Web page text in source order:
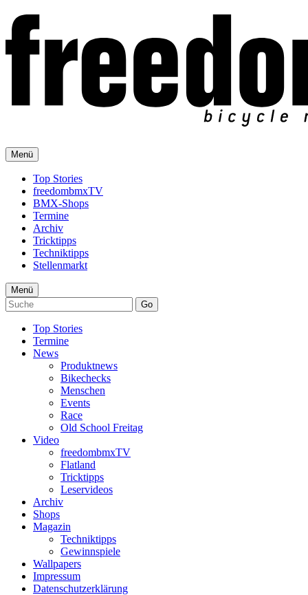
Menü
Top Stories
freedombmxTV
BMX-Shops
Termine
Archiv
Tricktipps
Techniktipps
Stellenmarkt
Menü
Go
Top Stories
Termine
News
Produktnews
Bikechecks
Menschen
Events
Race
Old School Freitag
Video
freedombmxTV
Flatland
Tricktipps
Leservideos
Archiv
Shops
Magazin
Techniktipps
Gewinnspiele
Wallpapers
Impressum
Datenschutzerklärung